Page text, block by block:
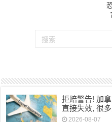
拒赔警告! 加
直接失效, 很
2026-08-07